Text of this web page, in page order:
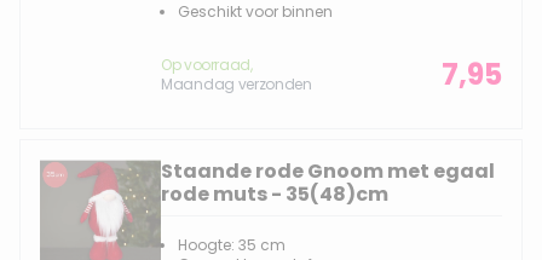
Geschikt voor binnen
Op voorraad,
Maandag verzonden
7,95
Staande rode Gnoom met egaal
rode muts - 35(48)cm
Hoogte: 35 cm